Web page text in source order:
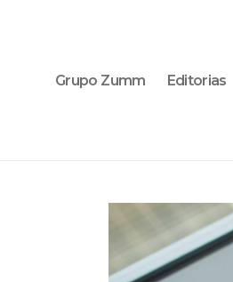
Grupo Zumm Editorias